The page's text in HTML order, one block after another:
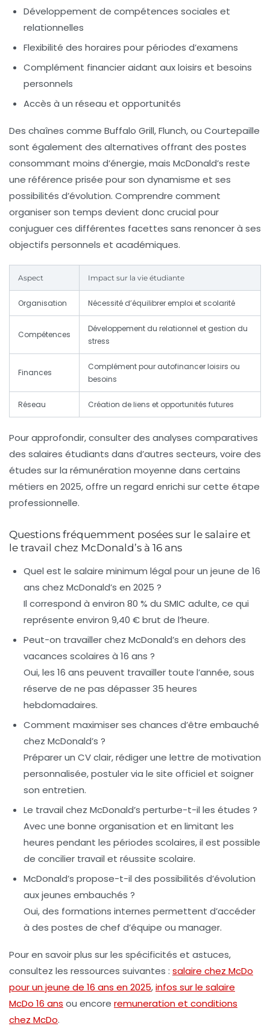
Développement de compétences sociales et
relationnelles
Flexibilité des horaires pour périodes d’examens
Complément financier aidant aux loisirs et besoins
personnels
Accès à un réseau et opportunités
Des chaînes comme Buffalo Grill, Flunch, ou Courtepaille
sont également des alternatives offrant des postes
consommant moins d’énergie, mais McDonald’s reste
une référence prisée pour son dynamisme et ses
possibilités d’évolution. Comprendre comment
organiser son temps devient donc crucial pour
conjuguer ces différentes facettes sans renoncer à ses
objectifs personnels et académiques.
Aspect Impact sur la vie étudiante
Organisation Nécessité d’équilibrer emploi et scolarité
Compétences
Développement du relationnel et gestion du
stress
Finances
Complément pour autofinancer loisirs ou
besoins
Réseau Création de liens et opportunités futures
Pour approfondir, consulter des analyses comparatives
des salaires étudiants dans d’autres secteurs, voire des
études sur la rémunération moyenne dans certains
métiers en 2025, offre un regard enrichi sur cette étape
professionnelle.
Questions fréquemment posées sur le salaire et
le travail chez McDonald’s à 16 ans
Quel est le salaire minimum légal pour un jeune de 16
ans chez McDonald’s en 2025 ?
Il correspond à environ 80 % du SMIC adulte, ce qui
représente environ 9,40 € brut de l’heure.
Peut-on travailler chez McDonald’s en dehors des
vacances scolaires à 16 ans ?
Oui, les 16 ans peuvent travailler toute l’année, sous
réserve de ne pas dépasser 35 heures
hebdomadaires.
Comment maximiser ses chances d’être embauché
chez McDonald’s ?
Préparer un CV clair, rédiger une lettre de motivation
personnalisée, postuler via le site officiel et soigner
son entretien.
Le travail chez McDonald’s perturbe-t-il les études ?
Avec une bonne organisation et en limitant les
heures pendant les périodes scolaires, il est possible
de concilier travail et réussite scolaire.
McDonald’s propose-t-il des possibilités d’évolution
aux jeunes embauchés ?
Oui, des formations internes permettent d’accéder
à des postes de chef d’équipe ou manager.
Pour en savoir plus sur les spécificités et astuces,
consultez les ressources suivantes : salaire chez McDo
pour un jeune de 16 ans en 2025,infos sur le salaire
McDo 16 ans ou encore remuneration et conditions
chez McDo.